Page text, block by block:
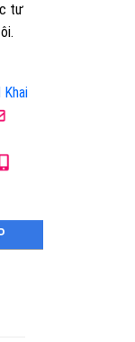
tư
Khai